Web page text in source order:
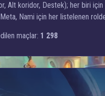
Alt koridor, Destek); her biri
Nami için her listelenen
maçlar: 1 298